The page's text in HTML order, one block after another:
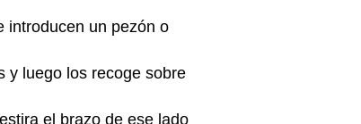
introducen un pezón o
y luego los recoge sobre
el brazo de ese lado